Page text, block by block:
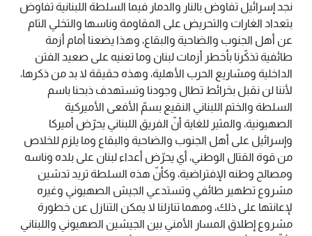
نجد إسرائيل تفاوض بالنار والدمار فيما السلطة اللبنانية تفاوض
بتعداد الغارات والتحريض على المقاومة وناسها والتخلي التام
عن أهل الجنوب والضاحية والبقاع، وهذا يضعنا أمام أزمة
طائفية تذكّرنا بأخطر أزمات لبنان وما تعنيه على صعيد الفتن
الداخلية ومشاريع الحرب الأهلية، وهذه حقيقة لا بد من ذكرها،
لأننا لن نقبل بخرائط تطال وجودنا وتستهدف ذبحنا باسم
السلطة والختم اللبناني النقيع بسمّ الأفعى الأميركية
الصهيونية، والمثير للغاية أنّ الفريق اللبناني يحرّض أميركا
وإسرائيل على أهل الجنوب والضاحية والبقاع وما يلزم للخلاص
من قوة القتال الوطني، أي يحرّض أعداء لبنان على بلده وناسه
ومصالح وطنه الإفتراضية، وكأنّ هذه السلطة تريد تدشين
مشروع تطهير طائفي وتستدعي الجيش الصهيوني وغيره
لإعانتها على ذلك، ومهما تنازلنا لا يمكن التنازل عن خطورة
مشروع إطلاق المسار الأمني بين الجيشين الصهيوني واللبناني